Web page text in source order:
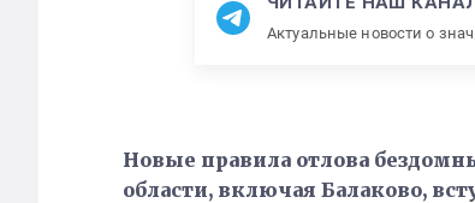
Актуальные новости о
Новые правила отлова
области, включая Балаково,